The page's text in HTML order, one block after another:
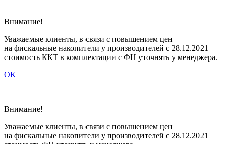
Внимание!
Уважаемые клиенты, в связи с повышением цен
на фискальные накопители у производителей с 28.12.2021
стоимость ККТ в комплектации с ФН уточнять у менеджера.
ОК
Внимание!
Уважаемые клиенты, в связи c повышением цен
на фискальные накопители у производителей с 28.12.2021